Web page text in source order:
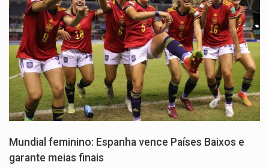
Mundial feminino: Espanha vence Países Baixos e
garante meias finais